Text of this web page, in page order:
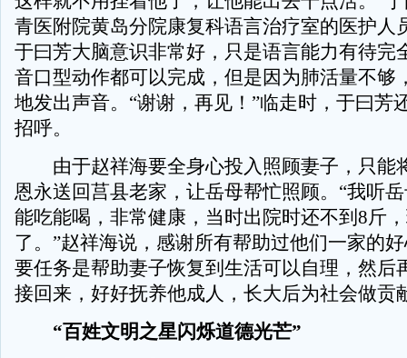
青医附院黄岛分院康复科语言治疗室的医护人
于曰芳大脑意识非常好，只是语言能力有待完
音口型动作都可以完成，但是因为肺活量不够
地发出声音。“谢谢，再见！”临走时，于曰芳
招呼。
由于赵祥海要全身心投入照顾妻子，只能
恩永送回莒县老家，让岳母帮忙照顾。“我听
能吃能喝，非常健康，当时出院时还不到8斤
了。”赵祥海说，感谢所有帮助过他们一家的
要任务是帮助妻子恢复到生活可以自理，然后
接回来，好好抚养他成人，长大后为社会做贡
“百姓文明之星闪烁道德光芒”